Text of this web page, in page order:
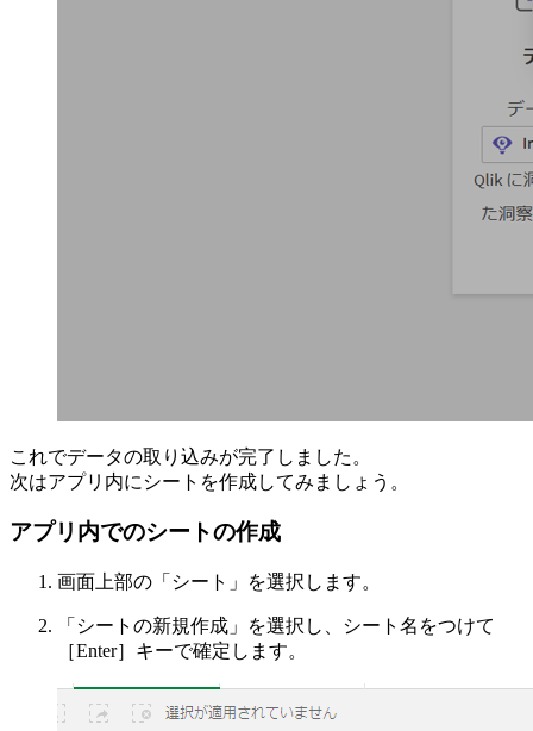
これでデータの取り込みが完了しました。
次はアプリ内にシートを作成してみましょう。
アプリ内でのシートの作成
画面上部の「シート」を選択します。
「シートの新規作成」を選択し、シート名をつけて
［Enter］キーで確定します。